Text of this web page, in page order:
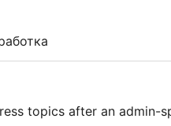
topics after an admin-